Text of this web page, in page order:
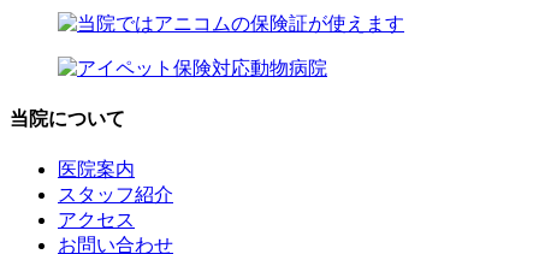
当院について
医院案内
スタッフ紹介
アクセス
お問い合わせ